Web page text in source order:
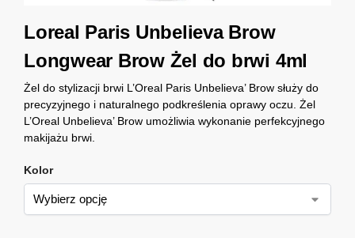
Loreal Paris Unbelieva Brow
Longwear Brow Żel do brwi 4ml
Żel do stylizacji brwi L’Oreal Paris Unbelieva’ Brow służy do
precyzyjnego i naturalnego podkreślenia oprawy oczu. Żel
L’Oreal Unbelieva’ Brow umożliwia wykonanie perfekcyjnego
makijażu brwi.
Kolor